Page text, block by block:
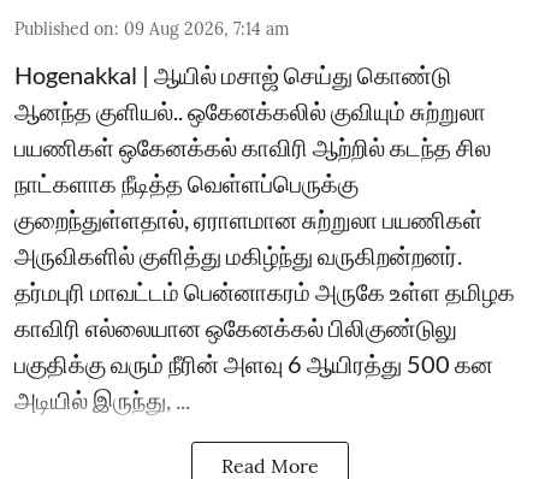
Published on: 09 Aug 2026, 7:14 am
Hogenakkal | ஆயில் மசாஜ் செய்து கொண்டு
ஆனந்த குளியல்.. ஒகேனக்கலில் குவியும் சுற்றுலா
பயணிகள் ஒகேனக்கல் காவிரி ஆற்றில் கடந்த சில
நாட்களாக நீடித்த வெள்ளப்பெருக்கு
குறைந்துள்ளதால், ஏராளமான சுற்றுலா பயணிகள்
அருவிகளில் குளித்து மகிழ்ந்து வருகிறன்றனர்.
தர்மபுரி மாவட்டம் பென்னாகரம் அருகே உள்ள தமிழக
காவிரி எல்லையான ஒகேனக்கல் பிலிகுண்டுலு
பகுதிக்கு வரும் நீரின் அளவு 6 ஆயிரத்து 500 கன
அடியில் இருந்து, ...
Read More